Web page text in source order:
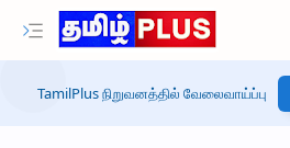
TamilPlus நிறுவனத்தில் வேலைவாய்ப்பு